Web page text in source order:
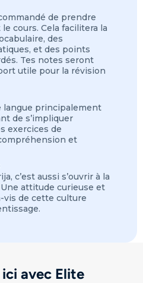
de prendre
cours. Cela facilitera la
des
et des points
Tes notes seront
utile pour la révision
langue principalement
de s’impliquer
exercices de
et
c’est aussi s’ouvrir à la
attitude curieuse et
vis de cette culture
avec Elite